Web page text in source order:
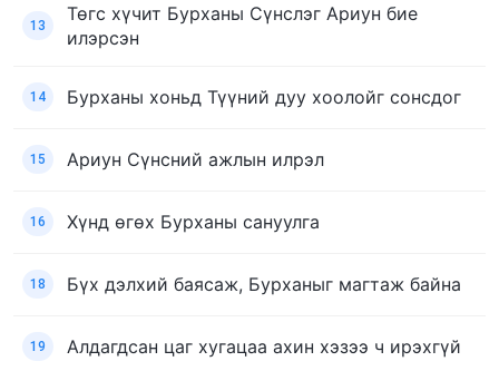
13
Төгс хүчит Бурханы Сүнслэг Ариун бие
илэрсэн
14 Бурханы хоньд Түүний дуу хоолойг сонсдог
15 Ариун Сүнсний ажлын илрэл
16 Хүнд өгөх Бурханы сануулга
18 Бүх дэлхий баясаж, Бурханыг магтаж байна
19 Алдагдсан цаг хугацаа ахин хэзээ ч ирэхгүй